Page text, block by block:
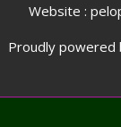
Website :
Proudly powered